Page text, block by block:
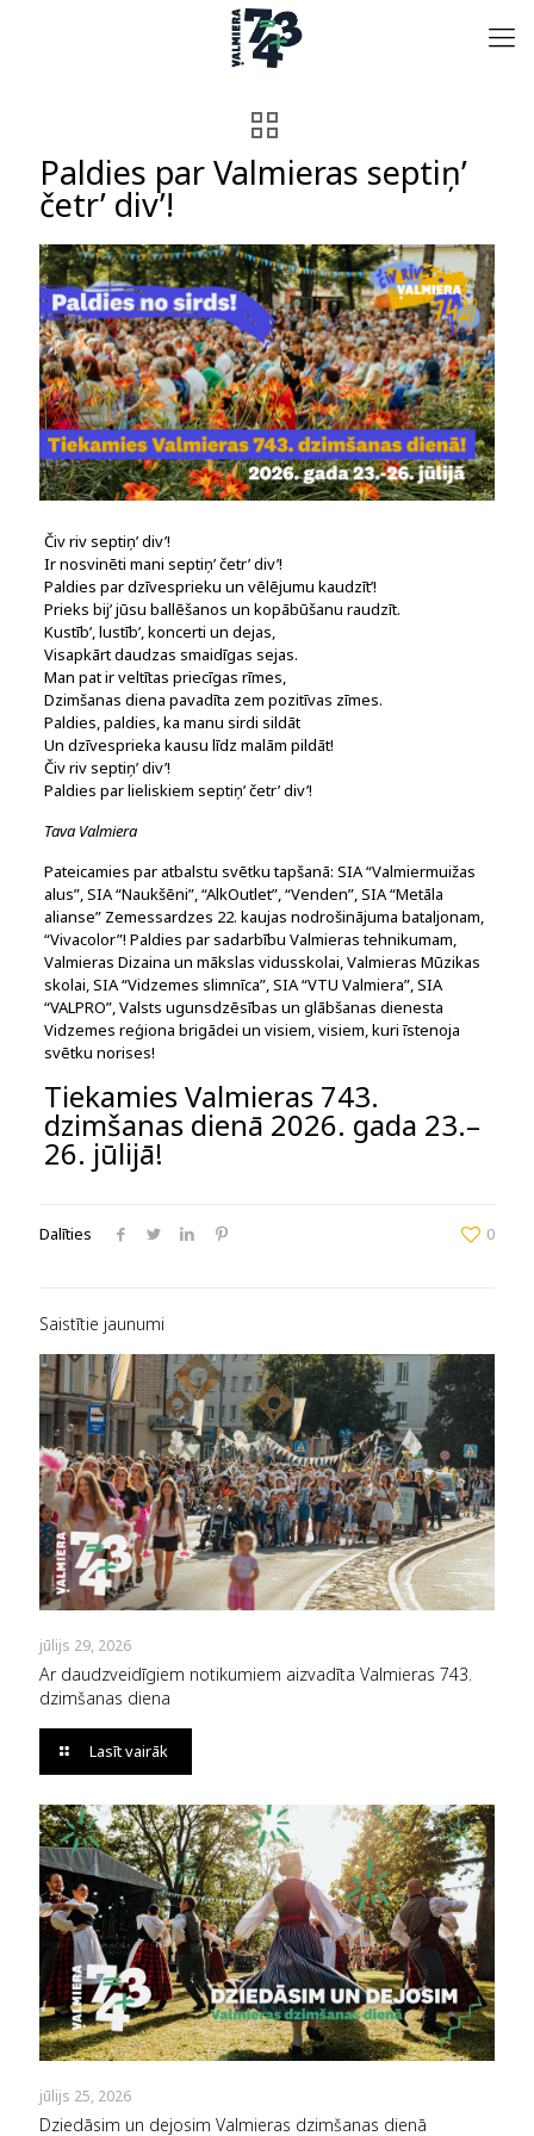
Paldies par Valmieras septiņ’
četr’ div’!
Čiv riv septiņ’ div’!
Ir nosvinēti mani septiņ’ četr’ div’!
Paldies par dzīvesprieku un vēlējumu kaudzīt’!
Prieks bij’ jūsu ballēšanos un kopābūšanu raudzīt.
Kustīb’, lustīb’, koncerti un dejas,
Visapkārt daudzas smaidīgas sejas.
Man pat ir veltītas priecīgas rīmes,
Dzimšanas diena pavadīta zem pozitīvas zīmes.
Paldies, paldies, ka manu sirdi sildāt
Un dzīvesprieka kausu līdz malām pildāt!
Čiv riv septiņ’ div’!
Paldies par lieliskiem septiņ’ četr’ div’!
Tava Valmiera
Pateicamies par atbalstu svētku tapšanā: SIA “Valmiermuižas
alus”, SIA “Naukšēni”, “AlkOutlet”, “Venden”, SIA “Metāla
alianse” Zemessardzes 22. kaujas nodrošinājuma bataljonam,
“Vivacolor”! Paldies par sadarbību Valmieras tehnikumam,
Valmieras Dizaina un mākslas vidusskolai, Valmieras Mūzikas
skolai, SIA “Vidzemes slimnīca”, SIA “VTU Valmiera”, SIA
“VALPRO”, Valsts ugunsdzēsības un glābšanas dienesta
Vidzemes reģiona brigādei un visiem, visiem, kuri īstenoja
svētku norises!
Tiekamies Valmieras 743.
dzimšanas dienā 2026. gada 23.–
26. jūlijā!
Dalīties 0
Saistītie jaunumi
jūlijs 29, 2026
Ar daudzveidīgiem notikumiem aizvadīta Valmieras 743.
dzimšanas diena
Lasīt vairāk
jūlijs 25, 2026
Dziedāsim un dejosim Valmieras dzimšanas dienā